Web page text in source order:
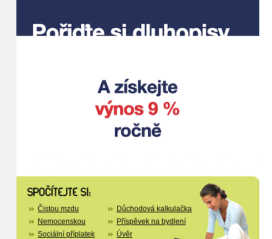
Čistou mzdu
Nemocenskou
Sociální příplatek
Důchodová kalkulačka
Příspěvek na bydlení
Úvěr